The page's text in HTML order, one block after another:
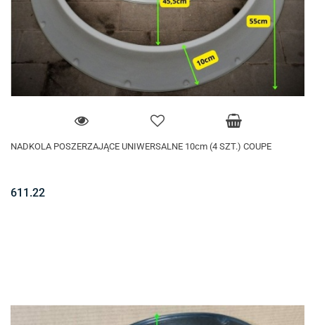
NADKOLA POSZERZAJĄCE UNIWERSALNE 10cm (4 SZT.) COUPE
611.22